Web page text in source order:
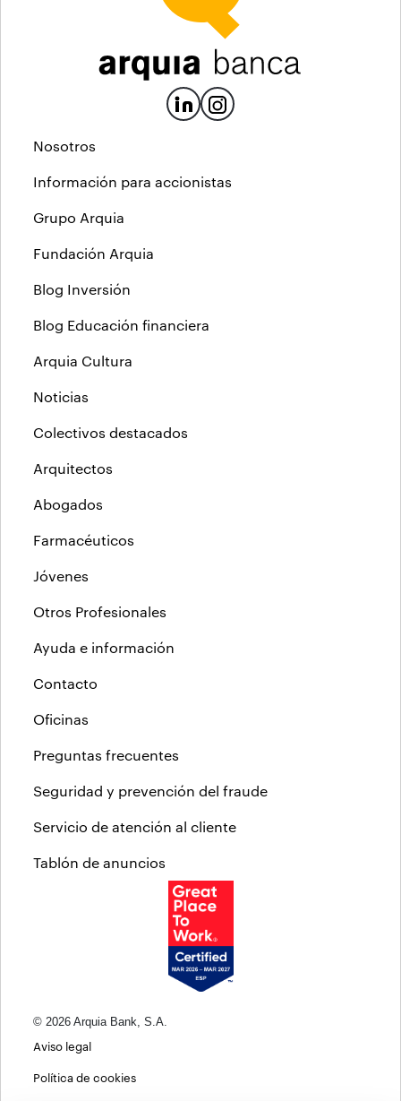
Nosotros
Información para accionistas
Grupo Arquia
Fundación Arquia
Blog Inversión
Blog Educación financiera
Arquia Cultura
Noticias
Colectivos destacados
Arquitectos
Abogados
Farmacéuticos
Jóvenes
Otros Profesionales
Ayuda e información
Contacto
Oficinas
Preguntas frecuentes
Seguridad y prevención del fraude
Servicio de atención al cliente
Tablón de anuncios
© 2026 Arquia Bank, S.A.
Aviso legal
Política de cookies